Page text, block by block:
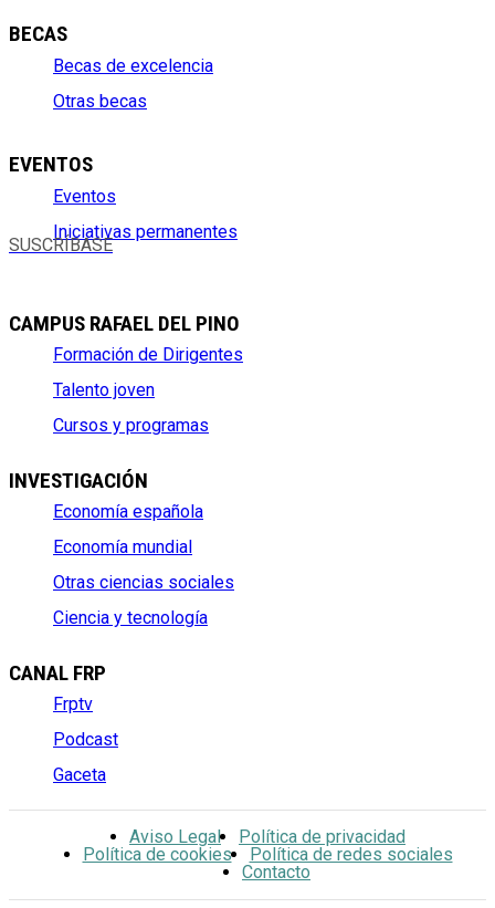
BECAS
Becas de excelencia
Otras becas
EVENTOS
Eventos
Iniciativas permanentes
SUSCRÍBASE
CAMPUS RAFAEL DEL PINO
Formación de Dirigentes
Talento joven
Cursos y programas
INVESTIGACIÓN
Economía española
Economía mundial
Otras ciencias sociales
Ciencia y tecnología
CANAL FRP
Frptv
Podcast
Gaceta
Aviso Legal
Política de privacidad
Política de cookies
Política de redes sociales
Contacto